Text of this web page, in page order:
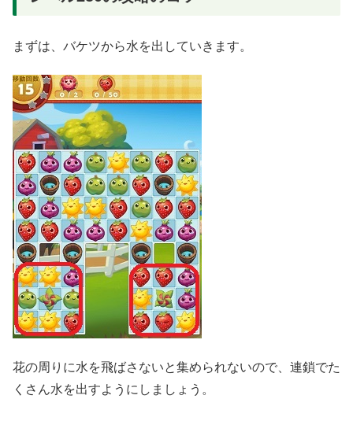
まずは、バケツから水を出していきます。
花の周りに水を飛ばさないと集められないので、連鎖でた
くさん水を出すようにしましょう。